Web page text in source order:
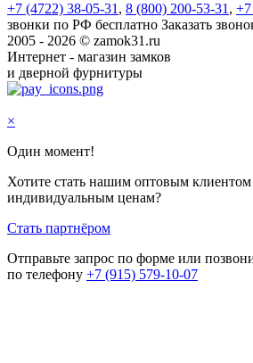
+7 (4722) 38-05-31, 8 (800) 200-53-31,
звонки по РФ бесплатно Заказать
2005 - 2026 © zamok31.ru
Интернет - магазин замков
и дверной фурнитуры
×
Один момент!
Хотите стать нашим оптовым
индивидуальным ценам?
Стать партнёром
Отправьте запрос по форме или
по телефону +7 (915) 579-10-07